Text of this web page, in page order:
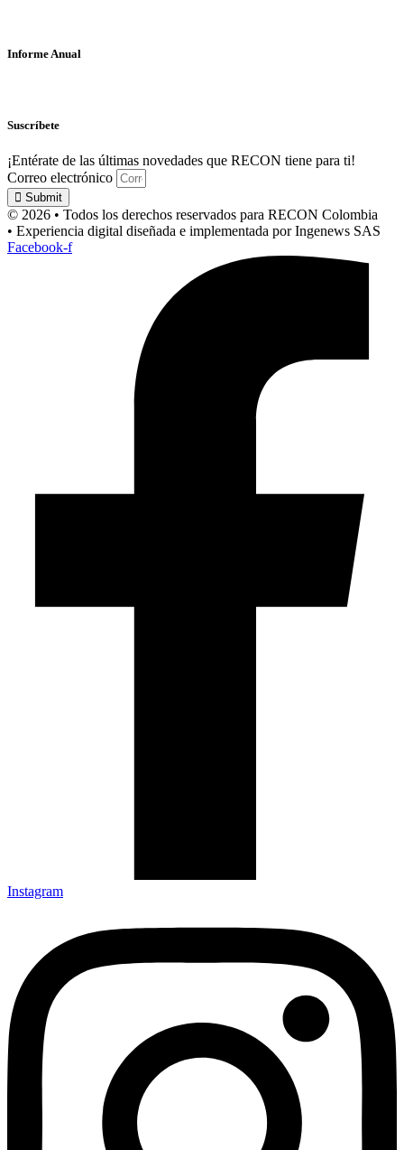
Informe Anual
Suscríbete
¡Entérate de las últimas novedades que RECON tiene para ti!
Correo electrónico
Submit
© 2026 • Todos los derechos reservados para RECON Colombia
• Experiencia digital diseñada e implementada por Ingenews SAS
Facebook-f
Instagram